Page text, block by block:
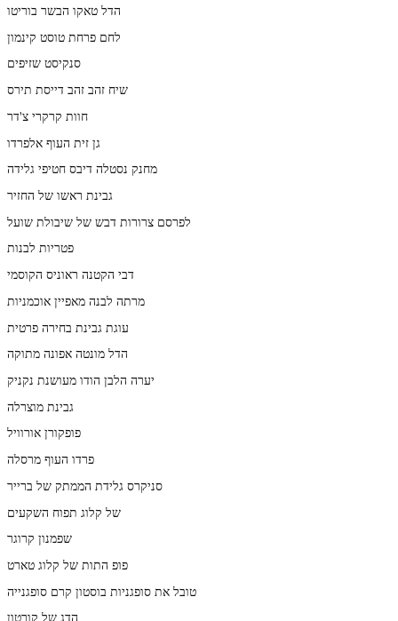
הדל טאקו הבשר בוריטו
לחם פרחת טוסט קינמון
סנקיסט שזיפים
שיח זהב זהב דייסת תירס
חוות קרקרי צ'דר
גן זית העוף אלפרדו
מחנק נסטלה דיבס חטיפי גלידה
גבינת ראשו של החזיר
לפרסם צרורות דבש של שיבולת שועל
פטריות לבנות
דבי הקטנה ראוניס הקוסמי
מרתה לבנה מאפיין אוכמניות
עוגת גבינת בחירה פרטית
הדל מונטה אפונה מתוקה
יערה הלבן הודו מעושנת נקניק
גבינת מוצרלה
פופקורן אורוויל
פרדו העוף מרסלה
סניקרס גלידת הממתק של ברייר
של קלוג תפוח השקעים
שפמנון קרוגר
פופ התות של קלוג טארט
טובל את סופגניות בוסטון קרם סופגנייה
הדג של קורטון